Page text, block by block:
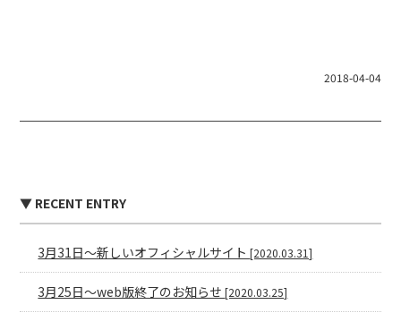
2018-04-04
▼ RECENT ENTRY
3月31日〜新しいオフィシャルサイト[2020.03.31]
3月25日〜web版終了のお知らせ[2020.03.25]